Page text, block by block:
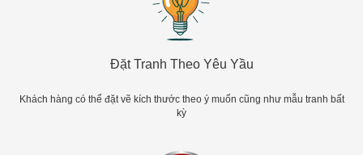
Đặt Tranh Theo Yêu Yầu
Khách hàng có thể đặt vẽ kích thước theo ý muốn cũng như mẫu tranh bất
kỳ